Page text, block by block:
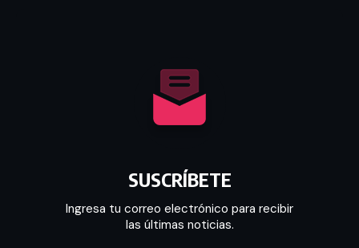
SUSCRÍBETE
Ingresa tu correo electrónico para recibir
las últimas noticias.